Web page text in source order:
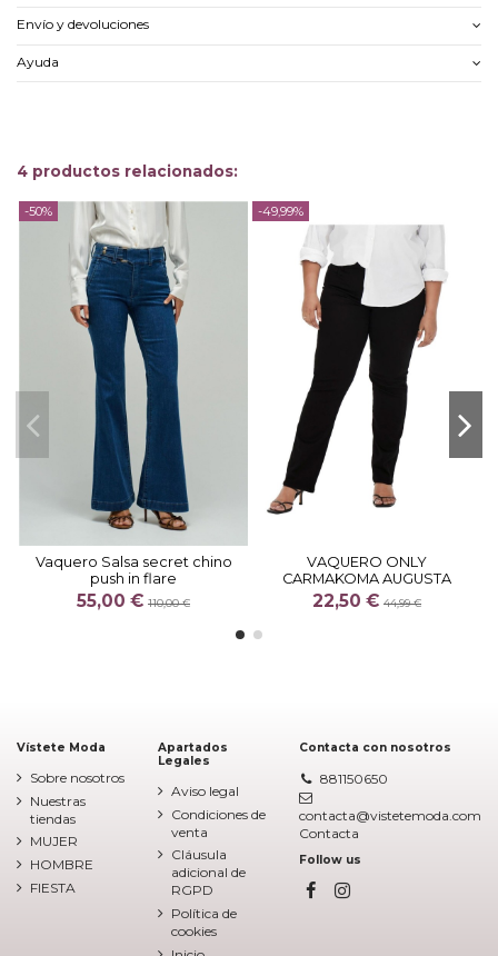
Envío y devoluciones
Ayuda
4 productos relacionados:
-50%
Vaquero Salsa secret chino
push in flare
55,00 € 110,00 €
-49,99%
VAQUERO ONLY
CARMAKOMA AUGUSTA
22,50 € 44,99 €
Vístete Moda
Sobre nosotros
Nuestras
tiendas
MUJER
HOMBRE
FIESTA
Apartados
Legales
Aviso legal
Condiciones de
venta
Cláusula
adicional de
RGPD
Política de
cookies
Contacta con nosotros
881150650
contacta@vistetemoda.com
Contacta
Follow us